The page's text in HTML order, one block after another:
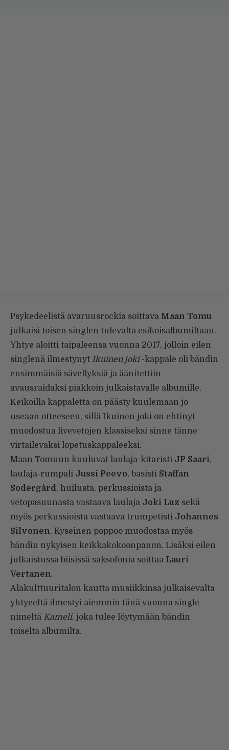
Psykedeelistä avaruusrockia soittava Maan Tomu
julkaisi toisen singlen tulevalta esikoisalbumiltaan.
Yhtye aloitti taipaleensa vuonna 2017, jolloin eilen
singlenä ilmestynyt Ikuinen joki-kappale oli bändin
ensimmäisiä sävellyksiä ja äänitettiin
avausraidaksi piakkoin julkaistavalle albumille.
Keikoilla kappaletta on päästy kuulemaan jo
useaan otteeseen, sillä Ikuinen joki on ehtinyt
muodostua livevetojen klassiseksi sinne tänne
virtailevaksi lopetuskappaleeksi.
Maan Tomuun kuuluvat laulaja-kitaristi JP Saari,
laulaja-rumpali Jussi Peevo, basisti Staffan
Sodergård , huilusta, perkussioista ja
vetopasuunasta vastaava laulaja Joki Luz sekä
myös perkussioista vastaava trumpetisti Johannes
Silvonen. Kyseinen poppoo muodostaa myös
bändin nykyisen keikkakokoonpanon. Lisäksi eilen
julkaistussa biisissä saksofonia soittaa Lauri
Vertanen.
Alakulttuuritalon kautta musiikkinsa julkaisevalta
yhtyeeltä ilmestyi aiemmin tänä vuonna single
nimeltä Kameli, joka tulee löytymään bändin
toiselta albumilta.